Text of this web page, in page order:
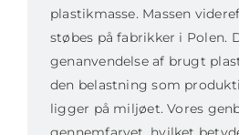
plastikmasse. Massen
støbes på fabrikker i Polen.
genanvendelse af brugt
den belastning som
ligger på miljøet. Vores